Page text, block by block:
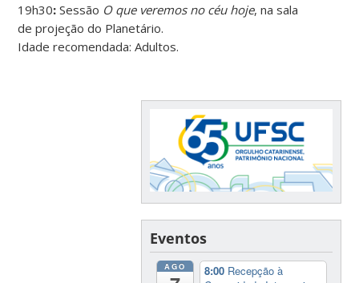
19h30: Sessão O que veremos no céu hoje, na sala
de projeção do Planetário.
Idade recomendada: Adultos.
Eventos
AGO 8:00 Recepção à